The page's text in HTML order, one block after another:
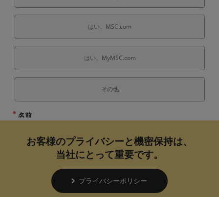
お客様のプライバシーと機密保持は、
当社にとって重要です。
プライバシーポリシー